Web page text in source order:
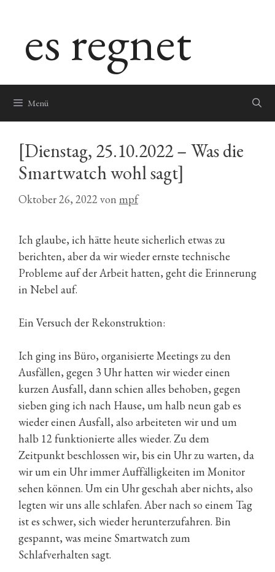
springenes regnet
Menü
[Dienstag, 25.10.2022 – Was die
Smartwatch wohl sagt]
Oktober 26, 2022 von mpf
Ich glaube, ich hätte heute sicherlich etwas zu
berichten, aber da wir wieder ernste technische
Probleme auf der Arbeit hatten, geht die Erinnerung
in Nebel auf.
Ein Versuch der Rekonstruktion:
Ich ging ins Büro, organisierte Meetings zu den
Ausfällen, gegen 3 Uhr hatten wir wieder einen
kurzen Ausfall, dann schien alles behoben, gegen
sieben ging ich nach Hause, um halb neun gab es
wieder einen Ausfall, also arbeiteten wir und um
halb 12 funktionierte alles wieder. Zu dem
Zeitpunkt beschlossen wir, bis ein Uhr zu warten, da
wir um ein Uhr immer Auffälligkeiten im Monitor
sehen können. Um ein Uhr geschah aber nichts, also
legten wir uns alle schlafen. Aber nach so einem Tag
ist es schwer, sich wieder herunterzufahren. Bin
gespannt, was meine Smartwatch zum
Schlafverhalten sagt.